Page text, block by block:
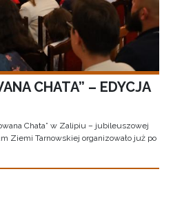
CHATA” – EDYCJA
Chata” w Zalipiu – jubileuszowej
Ziemi Tarnowskiej organizowało już po